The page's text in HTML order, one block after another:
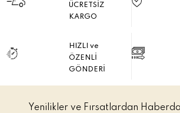
ÜCRETSİZ
KARGO
HIZLI ve
ÖZENLİ
GÖNDERİ
Yenilikler ve Fırsatlardan